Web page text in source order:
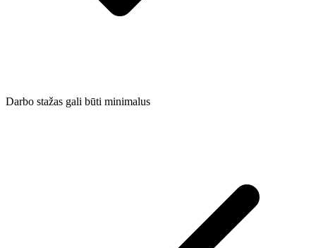
Darbo stažas gali būti minimalus